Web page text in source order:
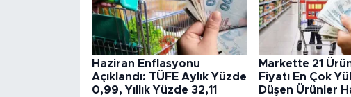
Haziran Enflasyonu
Açıklandı: TÜFE Aylık Yüzde
0,99, Yıllık Yüzde 32,11
Markette 21
Fiyatı En Çok
Düşen Ürünler